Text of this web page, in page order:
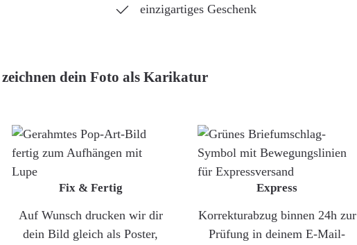
einzigartiges Geschenk
dein Foto als Karikatur
Fix & Fertig
Auf Wunsch drucken wir dir
dein Bild gleich als Poster,
Express
Korrekturabzug binnen 24h zur
Prüfung in deinem E-Mail-